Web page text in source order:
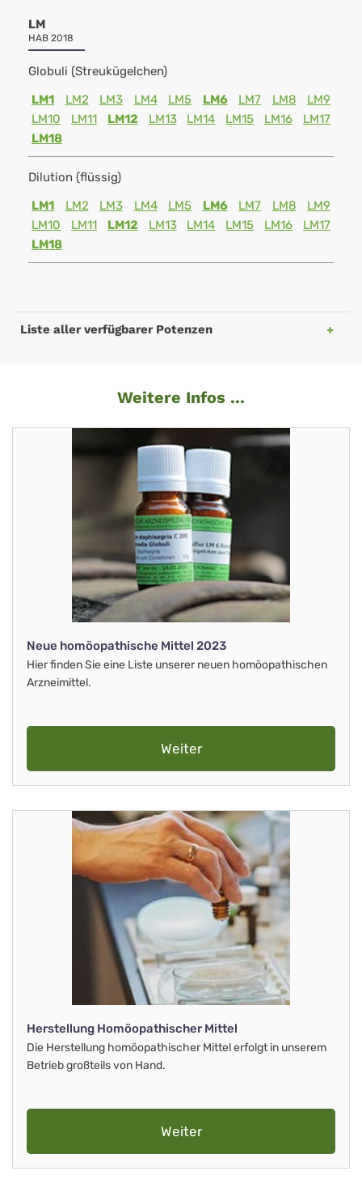
LM
HAB 2018
Globuli (Streukügelchen)
LM1
LM2 LM3 LM4 LM5 LM6 LM7 LM8
LM9
LM10
LM11 LM12 LM13 LM14 LM15 LM16
LM17
LM18
Dilution (flüssig)
LM1
LM2 LM3 LM4 LM5 LM6 LM7 LM8
LM9
LM10
LM11 LM12 LM13 LM14 LM15 LM16
LM17
LM18
Liste aller verfügbarer Potenzen
Weitere Infos ...
Neue homöopathische Mittel 2023
Hier finden Sie eine Liste unserer neuen homöopathischen
Arzneimittel.
Weiter
Herstellung Homöopathischer Mittel
Die Herstellung homöopathischer Mittel erfolgt in unserem
Betrieb großteils von Hand.
Weiter